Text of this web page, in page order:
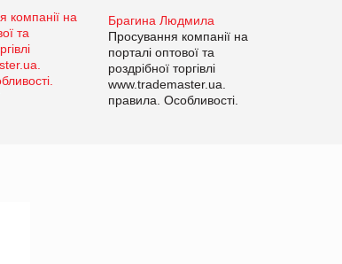
Брагина Людмила
Просування компанії на
порталі оптової та
роздрібної торгівлі
www.trademaster.ua.
правила. Особливості.